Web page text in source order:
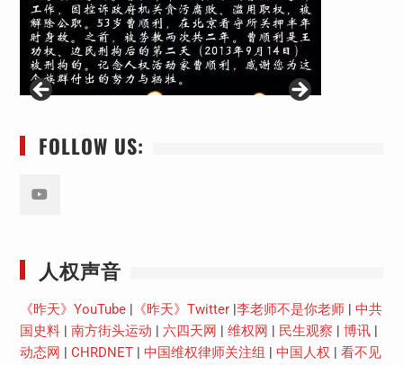
FOLLOW US:
人权声音
《昨天》YouTube| 《昨天》Twitter| 李老师不是你老师| 中共
国史料| 南方街头运动 六四天网 维权网 民生观察 博讯|
动态网
CHRDNET| 中国维权律师关注组 中国人权
看不见